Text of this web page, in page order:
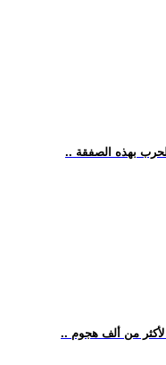
بهذه الصفقة
لأكثر من ألف هجوم